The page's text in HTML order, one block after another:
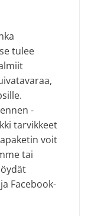
tulee
-
tarvikkeet
voit
tai
ja Facebook-